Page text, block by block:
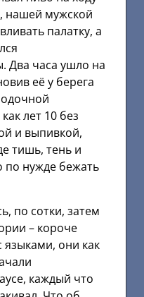
нашей мужской
палатку, а
Два часа ушло на
её у берега
лет 10 без
и выпивкой,
тишь, тень и
по нужде бежать
по сотки, затем
– короче
языками, они как
каждый что